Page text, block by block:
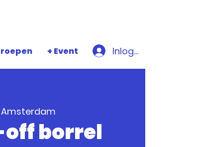
+ Event Inloggen
Amsterdam
borrel